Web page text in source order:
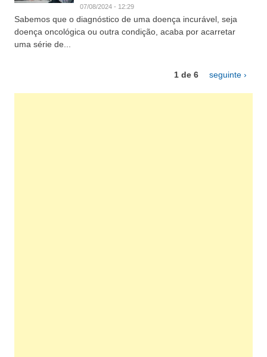
07/08/2024 - 12:29
Sabemos que o diagnóstico de uma doença incurável, seja
doença oncológica ou outra condição, acaba por acarretar
uma série de...
1 de 6 seguinte ›